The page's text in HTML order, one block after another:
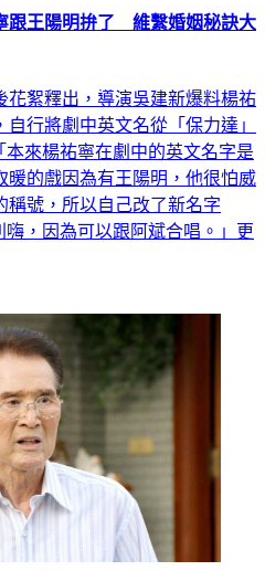
跟王陽明拚了 維繫婚姻秘訣大
花絮釋出，導演吳建新爆料楊祐
行將劇中英文名從「保力達」
本來楊祐寧在劇中的英文名字是
暖的戲因為有王陽明，他很怕威
稱號，所以自己改了新名字
嗨，因為可以跟阿斌合唱。」更